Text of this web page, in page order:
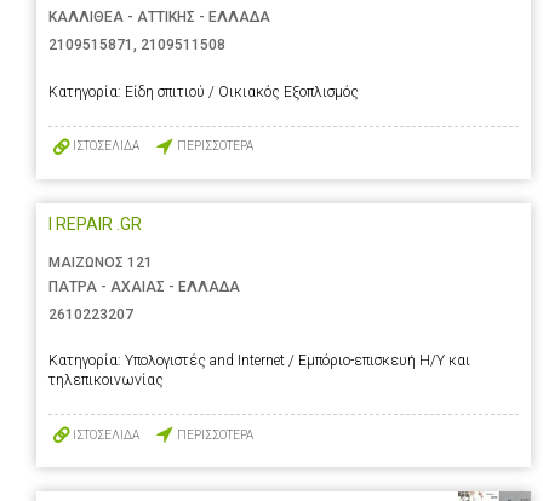
ΚΑΛΛΙΘΕΑ - ΑΤΤΙΚΗΣ - ΕΛΛΑΔΑ
2109515871 , 2109511508
Κατηγορία: Είδη σπιτιού / Οικιακός Εξοπλισμός
ΙΣΤΟΣΕΛΙΔΑ ΠΕΡΙΣΣΟΤΕΡΑ
I REPAIR .GR
ΜΑΙΖΩΝΟΣ 121
ΠΑΤΡΑ - ΑΧΑΙΑΣ - ΕΛΛΑΔΑ
2610223207
Κατηγορία: Υπολογιστές and Internet / Εμπόριο-επισκευή Η/Υ και
τηλεπικοινωνίας
ΙΣΤΟΣΕΛΙΔΑ ΠΕΡΙΣΣΟΤΕΡΑ